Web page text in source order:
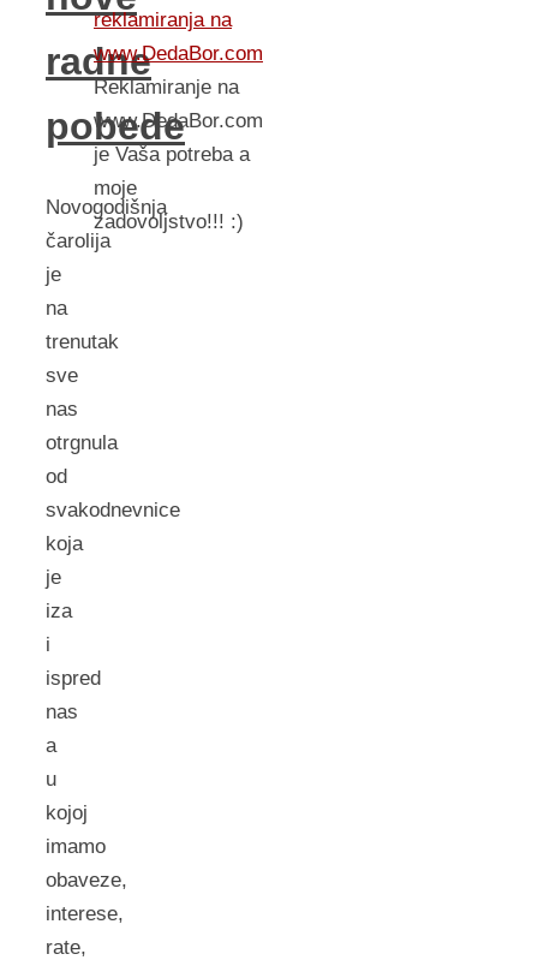
radne
pobede
Novogodišnja
čarolija
je
na
trenutak
sve
nas
otrgnula
od
svakodnevnice
koja
je
iza
i
ispred
nas
a
u
kojoj
imamo
obaveze,
interese,
rate,
reklamiranja na
www.DedaBor.com
Reklamiranje na
www.DedaBor.com
je Vaša potreba a
moje
zadovoljstvo!!! :)